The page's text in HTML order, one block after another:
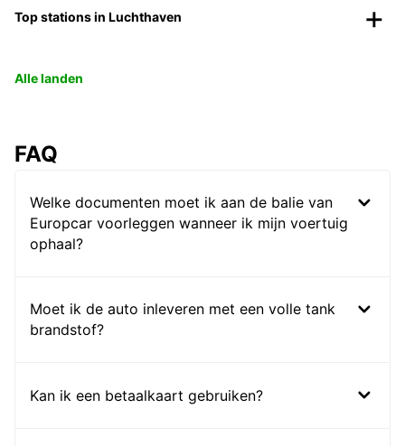
Top stations in Luchthaven
Alle landen
FAQ
Welke documenten moet ik aan de balie van
Europcar voorleggen wanneer ik mijn voertuig
ophaal?
Moet ik de auto inleveren met een volle tank
brandstof?
Kan ik een betaalkaart gebruiken?